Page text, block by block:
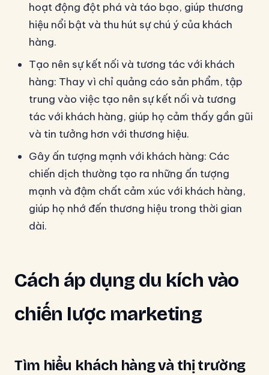
hoạt động đột phá và táo bạo, giúp thương
hiệu nổi bật và thu hút sự chú ý của khách
hàng.
Tạo nên sự kết nối và tương tác với khách
hàng: Thay vì chỉ quảng cáo sản phẩm, tập
trung vào việc tạo nên sự kết nối và tương
tác với khách hàng, giúp họ cảm thấy gần gũi
và tin tưởng hơn với thương hiệu.
Gây ấn tượng mạnh với khách hàng: Các
chiến dịch thường tạo ra những ấn tượng
mạnh và đậm chất cảm xúc với khách hàng,
giúp họ nhớ đến thương hiệu trong thời gian
dài.
Cách áp dụng du kích vào
chiến lược marketing
Tìm hiểu khách hàng và thị trường